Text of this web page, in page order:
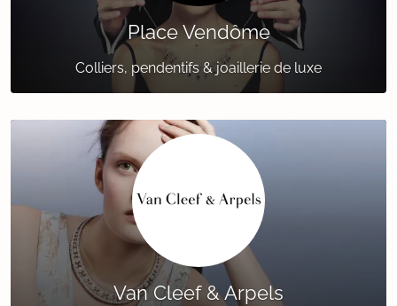
Place Vendôme
Colliers, pendentifs & joaillerie de luxe
Van Cleef & Arpels